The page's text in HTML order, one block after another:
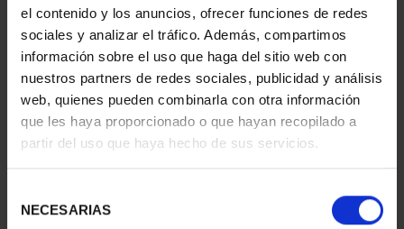
el contenido y los anuncios, ofrecer funciones de redes
sociales y analizar el tráfico. Además, compartimos
información sobre el uso que haga del sitio web con
nuestros partners de redes sociales, publicidad y análisis
web, quienes pueden combinarla con otra información
que les haya proporcionado o que hayan recopilado a
partir del uso que haya hecho de sus servicios.
NECESARIAS
SUSCRIPCIÓN
CAPITALES DE
PROVINCIA 1
949,00 €
Sólo para usuarios
registrados
SUSCRIPCIÓN
CAPITALES DE
PROVINCIA 2
949,00 €
Sólo para usuarios
registrados